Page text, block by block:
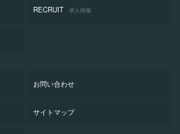
RECRUIT 求人情報
お問い合わせ
サイトマップ